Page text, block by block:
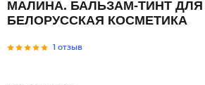
МАЛИНА. БАЛЬЗАМ-ТИНТ ДЛЯ
БЕЛОРУССКАЯ КОСМЕТИКА
1 отзыв